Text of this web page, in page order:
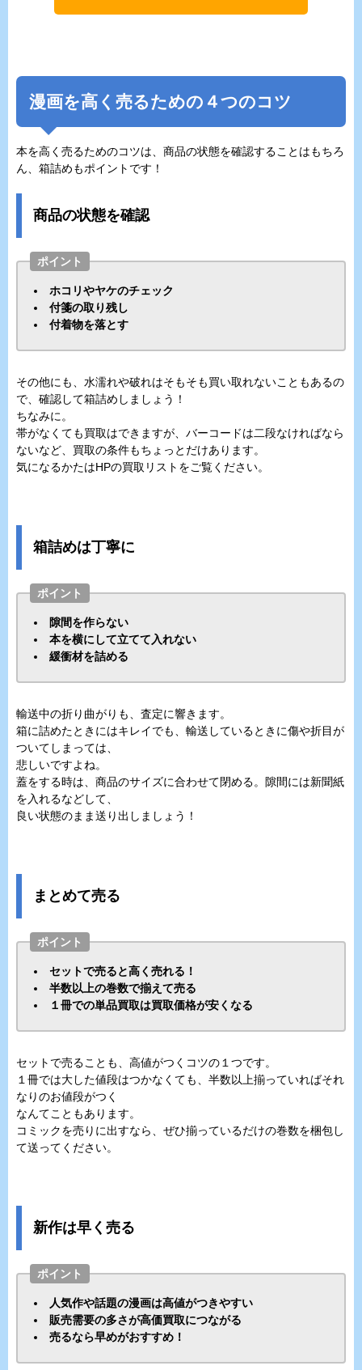
漫画を高く売るための４つのコツ
本を高く売るためのコツは、商品の状態を確認することはもちろ
ん、箱詰めもポイントです！
商品の状態を確認
ポイント
ホコリやヤケのチェック
付箋の取り残し
付着物を落とす
その他にも、水濡れや破れはそもそも買い取れないこともあるの
で、確認して箱詰めしましょう！
ちなみに。
帯がなくても買取はできますが、バーコードは二段なければなら
ないなど、買取の条件もちょっとだけあります。
気になるかたはHPの買取リストをご覧ください。
箱詰めは丁寧に
ポイント
隙間を作らない
本を横にして立てて入れない
緩衝材を詰める
輸送中の折り曲がりも、査定に響きます。
箱に詰めたときにはキレイでも、輸送しているときに傷や折目が
ついてしまっては、
悲しいですよね。
蓋をする時は、商品のサイズに合わせて閉める。隙間には新聞紙
を入れるなどして、
良い状態のまま送り出しましょう！
まとめて売る
ポイント
セットで売ると高く売れる！
半数以上の巻数で揃えて売る
１冊での単品買取は買取価格が安くなる
セットで売ることも、高値がつくコツの１つです。
１冊では大した値段はつかなくても、半数以上揃っていればそれ
なりのお値段がつく
なんてこともあります。
コミックを売りに出すなら、ぜひ揃っているだけの巻数を梱包し
て送ってください。
新作は早く売る
ポイント
人気作や話題の漫画は高値がつきやすい
販売需要の多さが高価買取につながる
売るなら早めがおすすめ！